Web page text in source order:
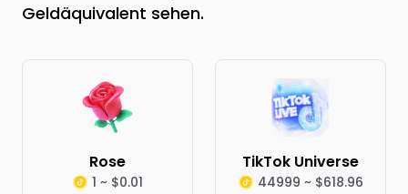
Geldäquivalent sehen.
Rose
1 ~ $0.01
TikTok Universe
44999 ~ $618.96